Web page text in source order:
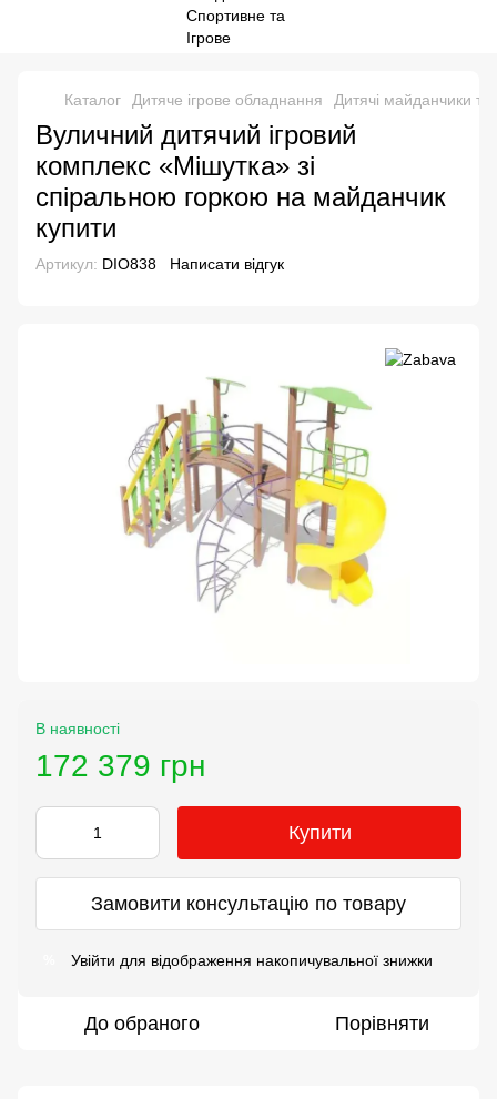
Каталог Дитяче ігрове обладнання Дитячі майданчики
Вуличний дитячий ігровий
комплекс «Мішутка» зі
спіральною горкою на майданчик
купити
Артикул: DIO838 Написати відгук
В наявності
172 379 грн
Купити
Замовити консультацію по товару
Увійти для відображення накопичувальної знижки
До обраного Порівняти